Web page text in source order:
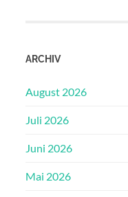
ARCHIV
August 2026
Juli 2026
Juni 2026
Mai 2026